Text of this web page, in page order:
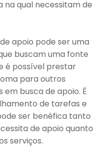
na qual necessitam de
apoio pode ser uma
buscam uma fonte
é possível prestar
para outros
busca de apoio. É
de tarefas e
ser benéfica tanto
de apoio quanto
serviços.